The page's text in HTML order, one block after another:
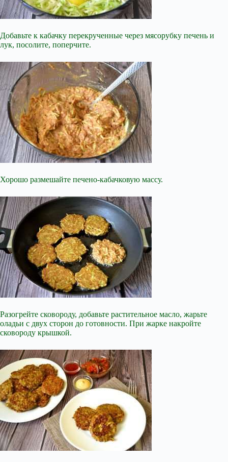
Добавьте к кабачку перекрученные через мясорубку печень и
лук, посолите, поперчите.
Хорошо размешайте печено-кабачковую массу.
Разогрейте сковороду, добавьте растительное масло, жарьте
оладьи с двух сторон до готовности. При жарке накройте
сковороду крышкой.